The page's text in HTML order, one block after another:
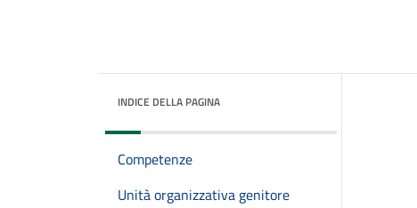
INDICE DELLA PAGINA
Competenze
Unità organizzativa genitore